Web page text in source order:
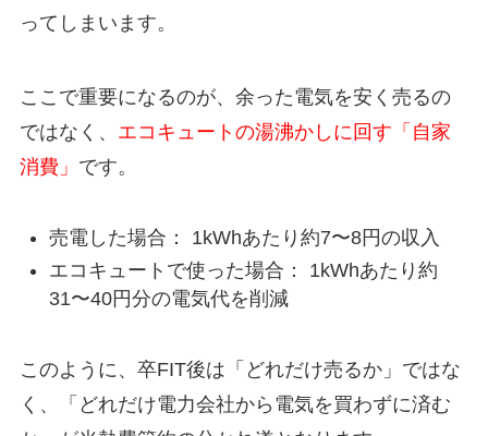
ってしまいます。
ここで重要になるのが、余った電気を安く売るの
ではなく、 エコキュートの湯沸かしに回す「自家
消費」 です。
売電した場合： 1kWhあたり約7〜8円の収入
エコキュートで使った場合： 1kWhあたり約
31〜40円分の電気代を削減
このように、卒FIT後は「どれだけ売るか」ではな
く、「どれだけ電力会社から電気を買わずに済む